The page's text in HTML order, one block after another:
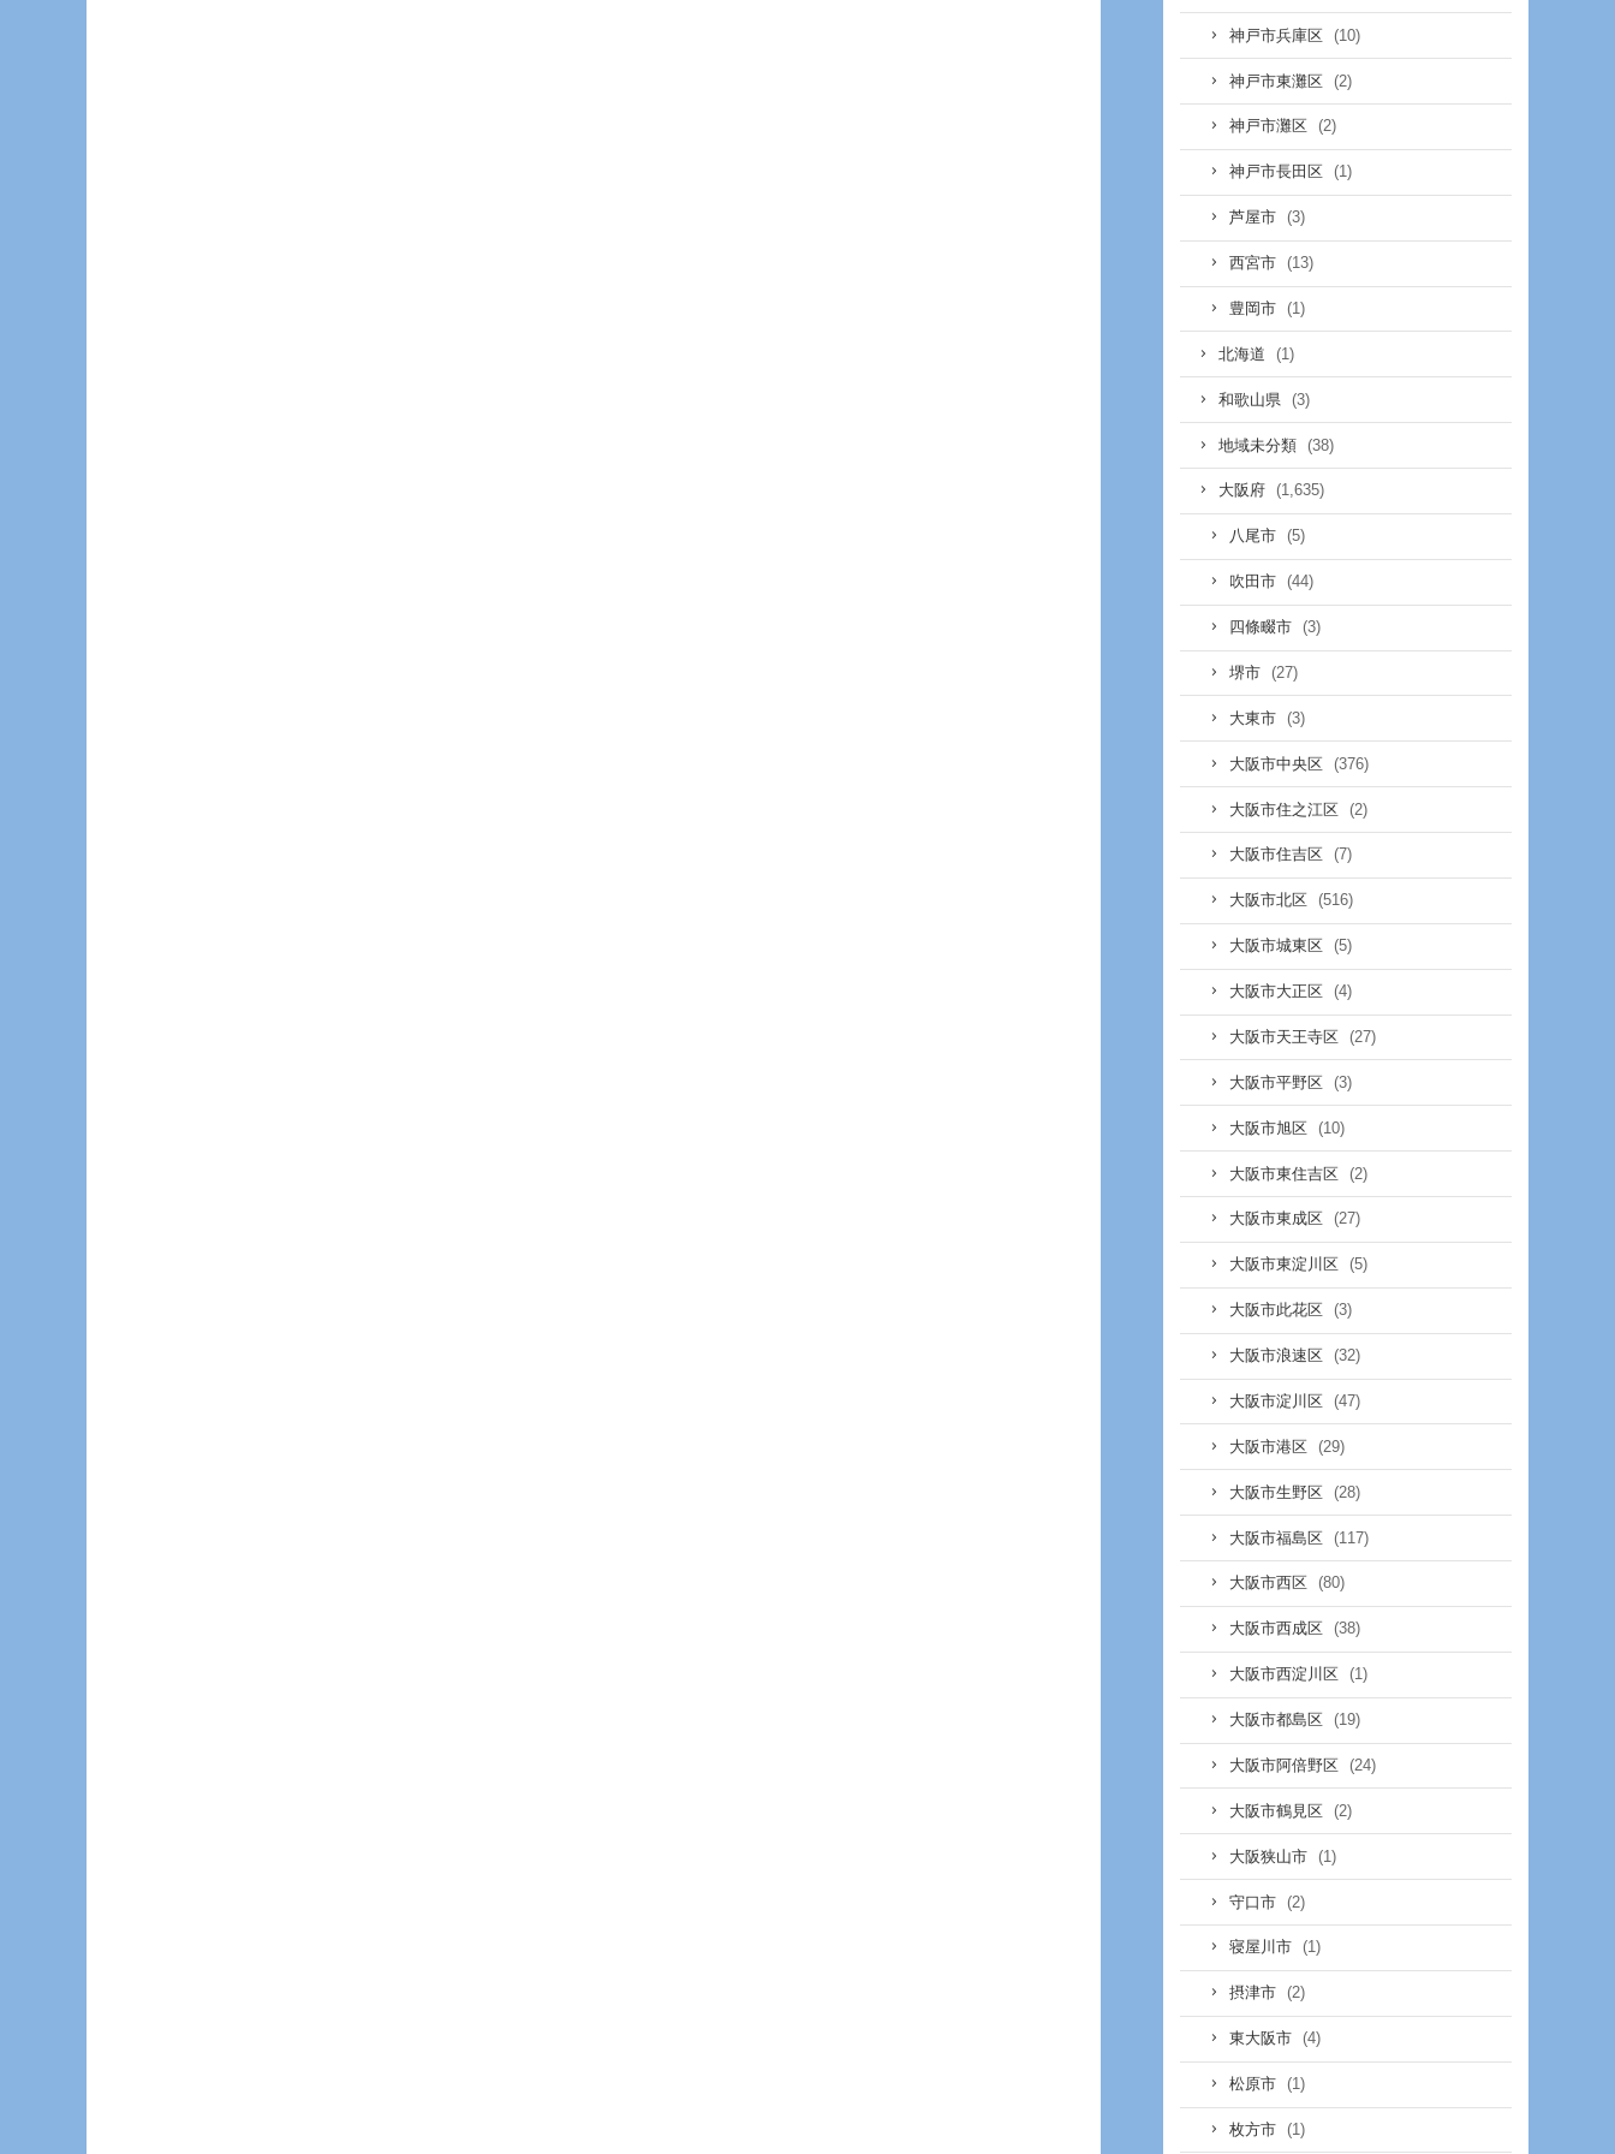
神戸市兵庫区 (10)
神戸市東灘区 (2)
神戸市灘区 (2)
神戸市長田区 (1)
芦屋市 (3)
西宮市 (13)
豊岡市 (1)
北海道 (1)
和歌山県 (3)
地域未分類 (38)
大阪府 (1,635)
八尾市 (5)
吹田市 (44)
四條畷市 (3)
堺市 (27)
大東市 (3)
大阪市中央区 (376)
大阪市住之江区 (2)
大阪市住吉区 (7)
大阪市北区 (516)
大阪市城東区 (5)
大阪市大正区 (4)
大阪市天王寺区 (27)
大阪市平野区 (3)
大阪市旭区 (10)
大阪市東住吉区 (2)
大阪市東成区 (27)
大阪市東淀川区 (5)
大阪市此花区 (3)
大阪市浪速区 (32)
大阪市淀川区 (47)
大阪市港区 (29)
大阪市生野区 (28)
大阪市福島区 (117)
大阪市西区 (80)
大阪市西成区 (38)
大阪市西淀川区 (1)
大阪市都島区 (19)
大阪市阿倍野区 (24)
大阪市鶴見区 (2)
大阪狭山市 (1)
守口市 (2)
寝屋川市 (1)
摂津市 (2)
東大阪市 (4)
松原市 (1)
枚方市 (1)